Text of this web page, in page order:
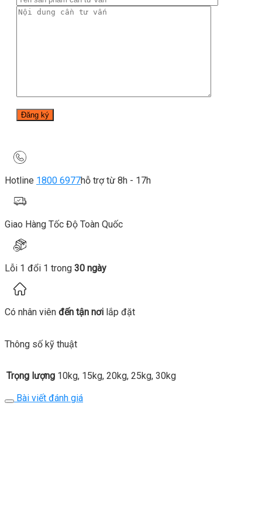
Hotline 1800 6977hỗ trợ từ 8h - 17h
Giao Hàng Tốc Độ Toàn Quốc
Lỗi 1 đổi 1 trong 30 ngày
Có nhân viên đến tận nơi lắp đặt
Thông số kỹ thuật
Trọng lượng 10kg, 15kg, 20kg, 25kg, 30kg
Bài viết đánh giá